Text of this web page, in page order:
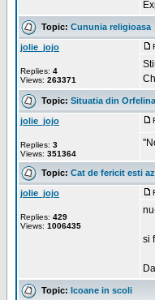
Topic: Cununia religioasa
jolie_jojo
Replies: 4
Views: 263371
Topic: Situatia din
jolie_jojo
Replies: 3
Views: 351364
Topic: Cat de fericit esti
jolie_jojo
Replies: 429
Views: 1006435
si
Topic: Icoane in scoli